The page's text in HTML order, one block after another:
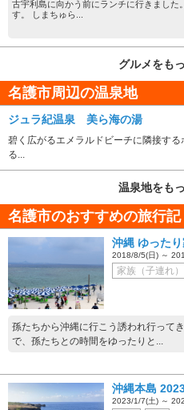
古宇利島に向かう前にランチに行きまし
す。 しまちゅら...
グルメをも
名護市周辺の温泉地
ジュラ紀温泉 美ら海の湯
碧く広がるエメラルドビーチに隣接す
る...
温泉地をも
名護市のおすすめの旅行記
沖縄 ゆった
2018/8/5(日) ～
家族（子連れ）
孫たちから沖縄に行こう誘われ行って
で、孫たちとの時間をゆったりと...
沖縄本島
2023/1/7(土) ～